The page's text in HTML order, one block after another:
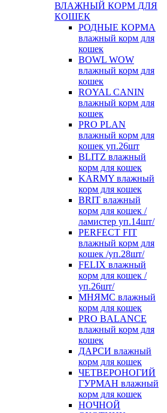
ВЛАЖНЫЙ КОРМ ДЛЯ
КОШЕК
РОДНЫЕ КОРМА
влажный корм для
кошек
BOWL WOW
влажный корм для
кошек
ROYAL CANIN
влажный корм для
кошек
PRO PLAN
влажный корм для
кошек уп.26шт
BLITZ влажный
корм для кошек
KARMY влажный
корм для кошек
BRIT влажный
корм для кошек /
ламистер уп.14шт/
PERFECT FIT
влажный корм для
кошек /уп.28шт/
FELIX влажный
корм для кошек /
уп.26шт/
МНЯМС влажный
корм для кошек
PRO BALANCE
влажный корм для
кошек
ДАРСИ влажный
корм для кошек
ЧЕТВЕРОНОГИЙ
ГУРМАН влажный
корм для кошек
НОЧНОЙ